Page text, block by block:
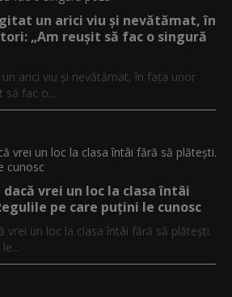
un arici viu și nevătămat, în
„Am reușit să fac o singură
arici viu și nevătămat, în fața unor
să fac o...
vrei un loc la clasa întâi
pe care puțini le cunosc
vrei un loc la clasa întâi fără să plătești.